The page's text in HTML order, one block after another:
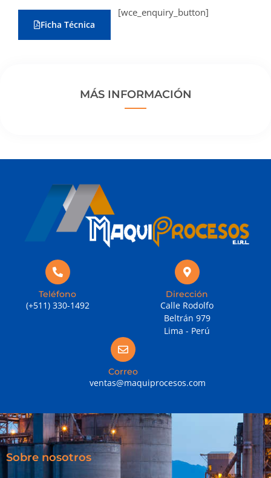
Ficha Técnica
[wce_enquiry_button]
MÁS INFORMACIÓN
Teléfono
(+511) 330-1492
Dirección
Calle Rodolfo
Beltrán 979
Lima - Perú
Correo
ventas@maquiprocesos.com
Sobre nosotros